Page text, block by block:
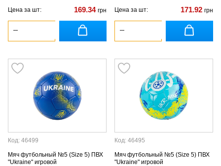
Цена за шт: 169.34 грн Цена за шт: 171.92 грн
Код: 46499
Мяч футбольный №5 (Size 5) ПВХ
"Ukraine" игровой
Код: 46495
Мяч футбольный №5 (Size 5) ПВХ
"Ukraine" игровой